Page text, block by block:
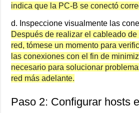
indica que la PC-B se conectó
d. Inspeccione visualmente las
Después de realizar el cableado
red, tómese un momento para
las conexiones con el fin de
necesario para solucionar
red más adelante.
Paso 2: Configurar hosts